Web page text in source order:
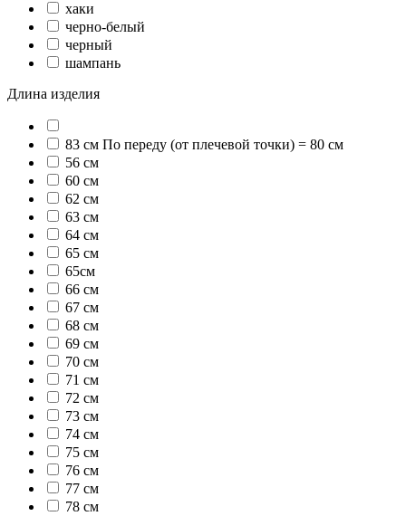
хаки
черно-белый
черный
шампань
Длина изделия
83 см По переду (от плечевой точки) = 80 см
56 см
60 см
62 см
63 см
64 см
65 см
65см
66 см
67 см
68 см
69 см
70 см
71 см
72 см
73 см
74 см
75 см
76 см
77 см
78 см